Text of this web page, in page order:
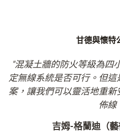
甘德與懷特
"混凝土牆的防火等級為四
定無線系統是否可行。但
案，讓我們可以靈活地重
佈線
吉姆-格蘭迪（藝